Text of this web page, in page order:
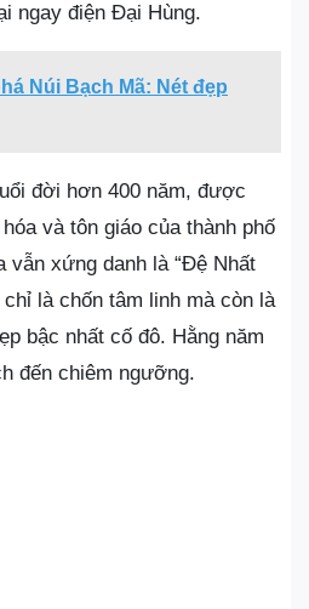
ngay điện Đại Hùng.
Núi Bạch Mã: Nét đẹp
đời hơn 400 năm, được
và tôn giáo của thành phố
vẫn xứng danh là “Đệ Nhất
là chốn tâm linh mà còn là
bậc nhất cố đô. Hằng năm
đến chiêm ngưỡng.